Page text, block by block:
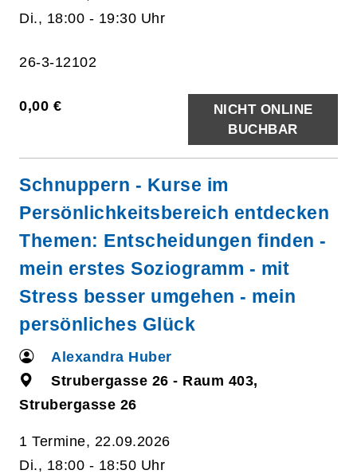
Di., 18:00 - 19:30 Uhr
26-3-12102
0,00 €
NICHT ONLINE
BUCHBAR
Schnuppern - Kurse im
Persönlichkeitsbereich entdecken
Themen: Entscheidungen finden -
mein erstes Soziogramm - mit
Stress besser umgehen - mein
persönliches Glück
Alexandra Huber
Strubergasse 26 - Raum 403,
Strubergasse 26
1 Termine, 22.09.2026
Di., 18:00 - 18:50 Uhr